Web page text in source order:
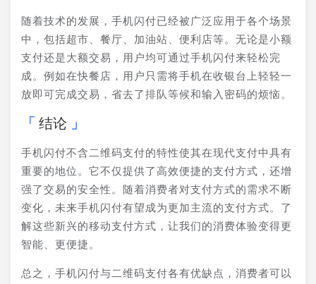
随着技术的发展，手机闪付已经被广泛应用于各个场景
中，包括超市、餐厅、加油站、便利店等。无论是小额
支付还是大额交易，用户均可通过手机闪付来轻松完
成。例如在快餐店，用户只需将手机在收银台上轻轻一
放即可完成交易，省去了排队等候和输入密码的烦恼。
结论
手机闪付不含二维码支付的特性使其在现代支付中具有
重要的地位。它不仅提供了高效便捷的支付方式，还增
强了交易的安全性。随着消费者对支付方式的需求不断
变化，未来手机闪付有望成为更加主流的支付方式。了
解这些新兴的移动支付方式，让我们的消费体验变得更
智能、更便捷。
总之，手机闪付与二维码支付各有优缺点，消费者可以